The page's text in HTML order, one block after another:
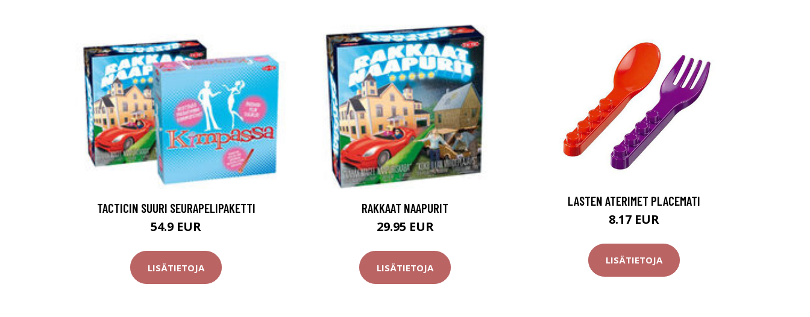
TACTICIN SUURI SEURAPELIPAKETTI
54.9 EUR
LISÄTIETOJA
RAKKAAT NAAPURIT
29.95 EUR
LISÄTIETOJA
LASTEN ATERIMET PLACEMATI
8.17 EUR
LISÄTIETOJA